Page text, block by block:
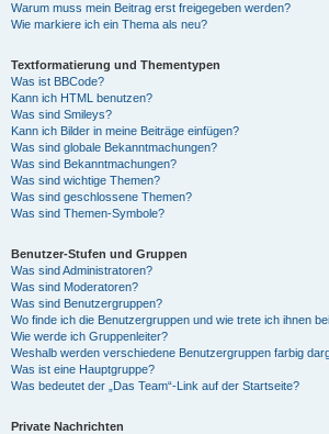
Warum muss mein Beitrag erst freigegeben werden?
Wie markiere ich ein Thema als neu?
Textformatierung und Thementypen
Was ist BBCode?
Kann ich HTML benutzen?
Was sind Smileys?
Kann ich Bilder in meine Beiträge einfügen?
Was sind globale Bekanntmachungen?
Was sind Bekanntmachungen?
Was sind wichtige Themen?
Was sind geschlossene Themen?
Was sind Themen-Symbole?
Benutzer-Stufen und Gruppen
Was sind Administratoren?
Was sind Moderatoren?
Was sind Benutzergruppen?
Wo finde ich die Benutzergruppen und wie trete ich ihnen
Wie werde ich Gruppenleiter?
Weshalb werden verschiedene Benutzergruppen farbig
Was ist eine Hauptgruppe?
Was bedeutet der „Das Team“-Link auf der Startseite?
Private Nachrichten